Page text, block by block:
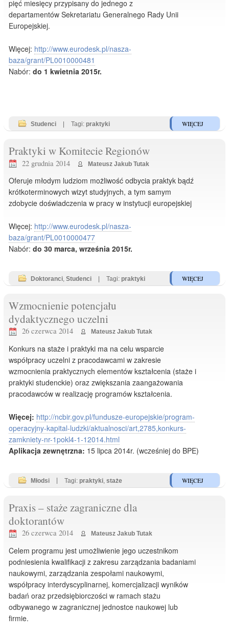
pięć miesięcy przypisany do jednego z
departamentów Sekretariatu Generalnego Rady Unii
Europejskiej.
Więcej: http://www.eurodesk.pl/nasza-
baza/grant/PL0010000481
Nabór:do 1 kwietnia 2015r.
Studenci Tagi: praktyki WIĘCEJ
Praktyki w Komitecie Regionów
22 grudnia 2014 Mateusz Jakub Tutak
Oferuje młodym ludziom możliwość odbycia praktyk bądź
krótkoterminowych wizyt studyjnych, a tym samym
zdobycie doświadczenia w pracy w instytucji europejskiej
Więcej: http://www.eurodesk.pl/nasza-
baza/grant/PL0010000477
Nabór:do 30 marca, września 2015r.
Doktoranci ,Studenci | Tagi: praktyki WIĘCEJ
Wzmocnienie potencjału
dydaktycznego uczelni
26 czerwca 2014 Mateusz Jakub Tutak
Konkurs na staże i praktyki ma na celu wsparcie
współpracy uczelni z pracodawcami w zakresie
wzmocnienia praktycznych elementów kształcenia (staże i
praktyki studenckie) oraz zwiększania zaangażowania
pracodawców w realizację programów kształcenia.
Więcej: http://ncbir.gov.pl/fundusze-europejskie/program-
operacyjny-kapital-ludzki/aktualnosci/art,2785,konkurs-
zamkniety-nr-1pokl4-1-12014.html
Aplikacja zewnętrzna: 15 lipca 2014r. (wcześniej do BPE)
Młodsi Tagi: praktyki ,staże WIĘCEJ
Praxis – staże zagraniczne dla
doktorantów
26 czerwca 2014 Mateusz Jakub Tutak
Celem programu jest umożliwienie jego uczestnikom
podniesienia kwalifikacji z zakresu zarządzania badaniami
naukowymi, zarządzania zespołami naukowymi,
współpracy interdyscyplinarnej, komercjalizacji wyników
badań oraz przedsiębiorczości w ramach stażu
odbywanego w zagranicznej jednostce naukowej lub
firmie.